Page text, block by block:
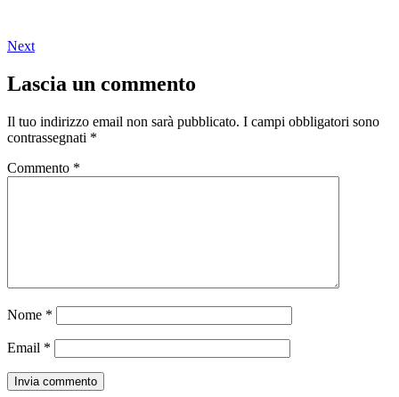
Next
Lascia un commento
Il tuo indirizzo email non sarà pubblicato. I campi obbligatori sono
contrassegnati *
Commento *
Nome *
Email *